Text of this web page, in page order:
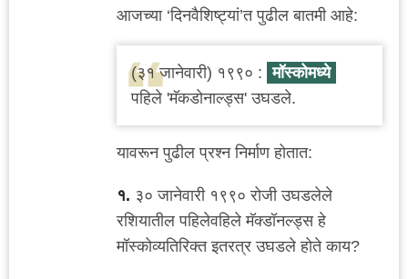
आजच्या ‘दिनवैशिष्ट्यां’त पुढील बातमी आहे:
(३१ जानेवारी) १९९० : मॉस्कोमध्ये
पहिले 'मॅकडोनाल्ड्स' उघडले.
यावरून पुढील प्रश्न निर्माण होतात:
१. ३० जानेवारी १९९० रोजी उघडलेले
रशियातील पहिलेवहिले मॅक्डॉनल्ड्स हे
मॉस्कोव्यतिरिक्त इतरत्र उघडले होते काय?